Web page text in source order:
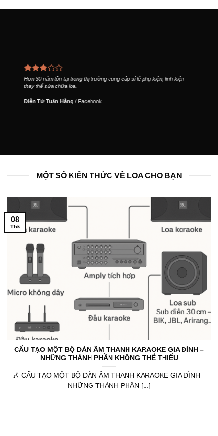
Hơn 30 năm tồn tại trong thị trường cung cấp sỉ lẻ phụ kiện, linh kiện
thay thế sửa chữa loa.
Điện Tử Tuấn Hằng / Facebook
MỘT SỐ KIẾN THỨC VỀ LOA CHO BẠN
CẤU TẠO MỘT BỘ DÀN ÂM THANH KARAOKE GIA ĐÌNH –
NHỮNG THÀNH PHẦN KHÔNG THỂ THIẾU
🎶 CẤU TẠO MỘT BỘ DÀN ÂM THANH KARAOKE GIA ĐÌNH –
NHỮNG THÀNH PHẦN [...]
08
Th5